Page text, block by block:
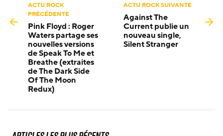
ACTU ROCK
PRÉCÉDENTE
Pink Floyd : Roger
Waters partage ses
nouvelles versions
de Speak To Me et
Breathe (extraites
de The Dark Side
Of The Moon
Redux)
ACTU ROCK SUIVANTE
Against The
Current publie un
nouveau single,
Silent Stranger